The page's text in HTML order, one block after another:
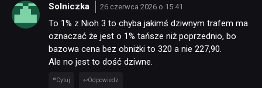
Solniczka 26 czerwca 2026 o 15:41
To 1% z Nioh 3 to chyba jakimś dziwnym trafem ma
oznaczać że jest o 1% tańsze niż poprzednio, bo
bazowa cena bez obniżki to 320 a nie 227,90.
Ale no jest to dość dziwne.
Cytuj Odpowiedz